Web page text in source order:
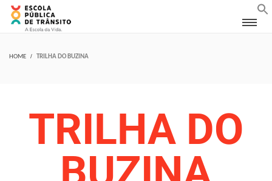
HOME TRILHA DO BUZINA
TRILHA DO